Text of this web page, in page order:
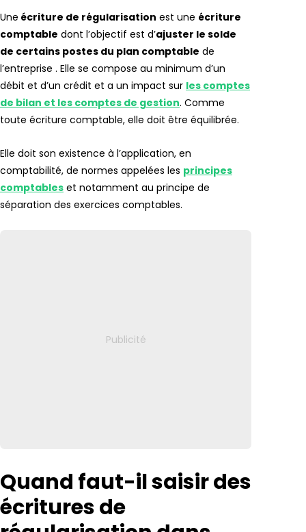
Une écriture de régularisation est une écriture
comptable dont l’objectif est d’ajuster le solde
de certains postes du plan comptable de
l’entreprise . Elle se compose au minimum d’un
débit et d’un crédit et a un impact sur les comptes
de bilan et les comptes de gestion. Comme
toute écriture comptable, elle doit être équilibrée.
Elle doit son existence à l’application, en
comptabilité, de normes appelées les principes
comptables et notamment au principe de
séparation des exercices comptables.
Quand faut-il saisir des
écritures de